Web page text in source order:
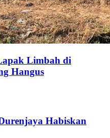
Limbah di
Hangus
Habiskan